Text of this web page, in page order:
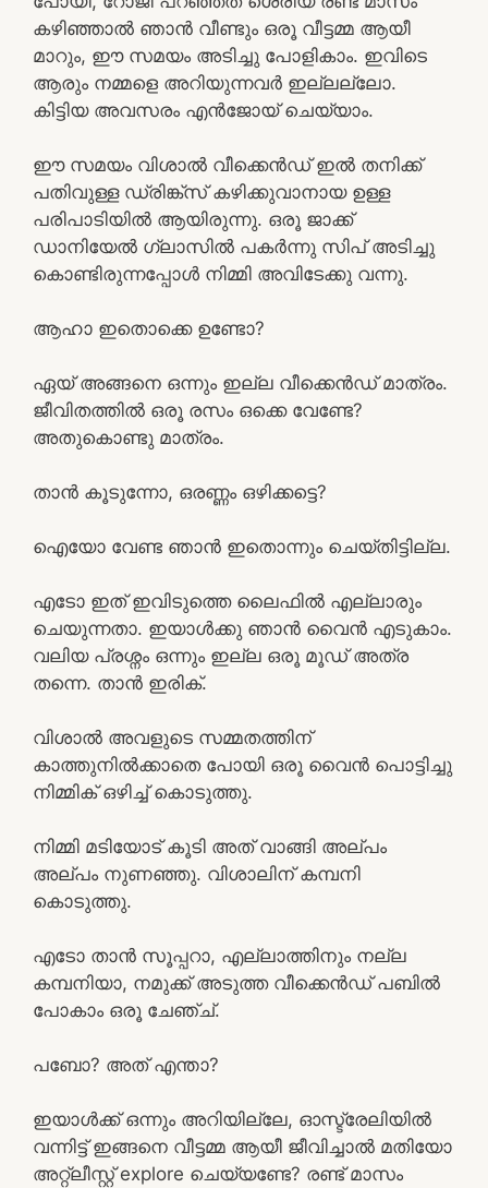
കഴിഞ്ഞാൽ ഞാൻ വീണ്ടും ഒരൂ വീട്ടമ്മ ആയീ
മാറും, ഈ സമയം അടിച്ചു പോളികാം. ഇവിടെ
ആരും നമ്മളെ അറിയുന്നവർ ഇല്ലല്ലോ.
കിട്ടിയ അവസരം എൻജോയ് ചെയ്യാം.
ഈ സമയം വിശാൽ വീക്കെൻഡ് ഇൽ തനിക്ക്
പതിവുള്ള ഡ്രിങ്ക്സ് കഴിക്കുവാനായ ഉള്ള
പരിപാടിയിൽ ആയിരുന്നു. ഒരൂ ജാക്ക്
ഡാനിയേൽ ഗ്ലാസിൽ പകർന്നു സിപ് അടിച്ചു
കൊണ്ടിരുന്നപ്പോൾ നിമ്മി അവിടേക്കു വന്നു.
ആഹാ ഇതൊക്കെ ഉണ്ടോ?
ഏയ്‌ അങ്ങനെ ഒന്നും ഇല്ല വീക്കെൻഡ് മാത്രം.
ജീവിതത്തിൽ ഒരൂ രസം ഒക്കെ വേണ്ടേ?
അതുകൊണ്ടു മാത്രം.
താൻ കൂടുന്നോ, ഒരണ്ണം ഒഴിക്കട്ടെ?
ഐയോ വേണ്ട ഞാൻ ഇതൊന്നും ചെയ്തിട്ടില്ല.
എടോ ഇത്‌ ഇവിടുത്തെ ലൈഫിൽ എല്ലാരും
ചെയുന്നതാ. ഇയാൾക്കു ഞാൻ വൈൻ എടുകാം.
വലിയ പ്രശ്നം ഒന്നും ഇല്ല ഒരൂ മൂഡ് അത്ര
തന്നെ. താൻ ഇരിക്.
വിശാൽ അവളുടെ സമ്മതത്തിന്
കാത്തുനിൽക്കാതെ പോയി ഒരൂ വൈൻ പൊട്ടിച്ചു
നിമ്മിക് ഒഴിച്ച് കൊടുത്തു.
നിമ്മി മടിയോട് കൂടി അത് വാങ്ങി അല്പം
അല്പം നുണഞ്ഞു. വിശാലിന് കമ്പനി
കൊടുത്തു.
എടോ താൻ സൂപ്പറാ, എല്ലാത്തിനും നല്ല
കമ്പനിയാ, നമുക്ക് അടുത്ത വീക്കെൻഡ് പബിൽ
പോകാം ഒരൂ ചേഞ്ച്‌.
പബോ? അത് എന്താ?
ഇയാൾക്ക് ഒന്നും അറിയില്ലേ, ഓസ്ട്രേലിയിൽ
വന്നിട്ട് ഇങ്ങനെ വീട്ടമ്മ ആയീ ജീവിച്ചാൽ മതിയോ
അറ്റ്ലീസ്റ്റ് explore ചെയ്യണ്ടേ? രണ്ട് മാസം